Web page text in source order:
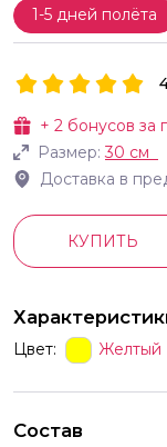
1-5 дней полёта
+ 2 бонусов за
Размер:30 см
Доставка в
КУПИТЬ
Цвет: Желтый
Состав